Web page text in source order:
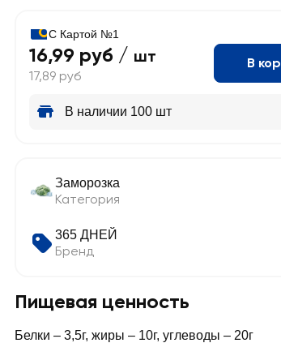
С Картой №1
16,99 руб / шт
17,89 руб
В
В наличии 100 шт
Заморозка
Категория
365 ДНЕЙ
Бренд
Пищевая ценность
Белки – 3,5г, жиры – 10г, углеводы – 20г